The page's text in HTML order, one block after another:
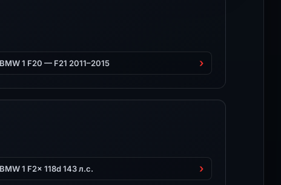
BMW 1 F20 — F21 2011–2015
BMW 1 F2x 118d 143 л.с.